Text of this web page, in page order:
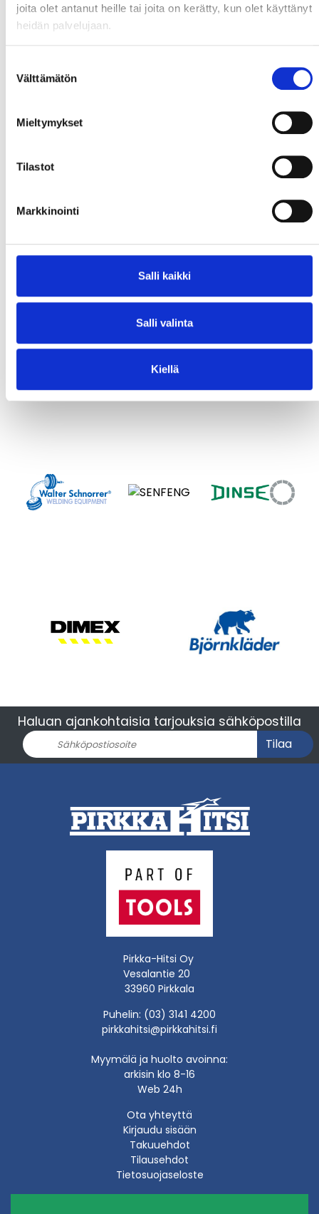
joita olet antanut heille tai joita on kerätty, kun olet käyttänyt
heidän palvelujaan.
valinta
Välttämätön
Mieltymykset
Tilastot
Markkinointi
Salli kaikki
Salli valinta
Kiellä
Haluan ajankohtaisia tarjouksia sähköpostilla
Tilaa
Pirkka-Hitsi Oy
Vesalantie 20
33960 Pirkkala
Puhelin: (03) 3141 4200
pirkkahitsi@pirkkahitsi.fi
Myymälä ja huolto avoinna:
arkisin klo 8-16
Web 24h
Ota yhteyttä
Kirjaudu sisään
Takuuehdot
Tilausehdot
Tietosuojaseloste